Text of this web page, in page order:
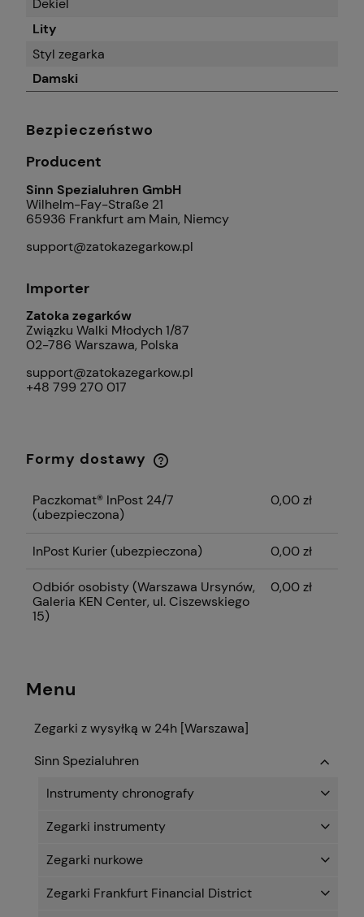
Dekiel
Lity
Styl zegarka
Damski
Bezpieczeństwo
Producent
Sinn Spezialuhren GmbH
Wilhelm-Fay-Straße 21
65936 Frankfurt am Main, Niemcy
support@zatokazegarkow.pl
Importer
Zatoka zegarków
Związku Walki Młodych 1/87
02-786 Warszawa, Polska
support@zatokazegarkow.pl
+48 799 270 017
Formy dostawy
Cena nie zawiera ewentualnych kosztów
Paczkomat® InPost 24/7
(ubezpieczona)
0,00 zł
InPost Kurier (ubezpieczona) 0,00 zł
Odbiór osobisty(Warszawa Ursynów,
Galeria KEN Center, ul. Ciszewskiego
15)
0,00 zł
Menu
Zegarki z wysyłką w 24h [Warszawa]
Sinn Spezialuhren
Instrumenty chronografy
Zegarki instrumenty
Zegarki nurkowe
Zegarki Frankfurt Financial District